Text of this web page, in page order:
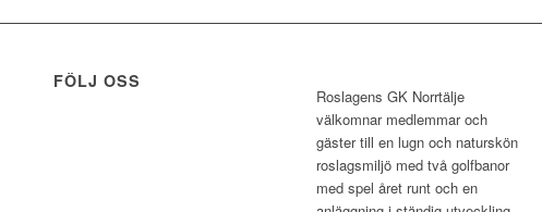
FÖLJ OSS
Roslagens GK Norrtälje
välkomnar medlemmar och
gäster till en lugn och naturskön
roslagsmiljö med två golfbanor
med spel året runt och en